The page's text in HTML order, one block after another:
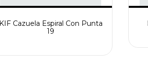
KIF Cazuela Espiral Con Punta
19